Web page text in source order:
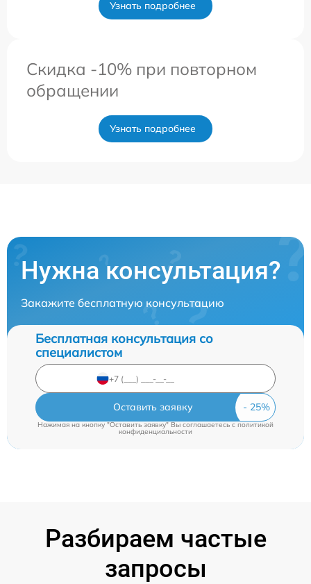
Узнать подробнее
Скидка -10% при повторном
обращении
Узнать подробнее
Нужна консультация?
Закажите бесплатную консультацию
Бесплатная консультация со
специалистом
Оставить заявку
Нажимая на кнопку "Оставить заявку" Вы соглашаетесь cполитикой
конфиденциальности
Разбираем частые
запросы